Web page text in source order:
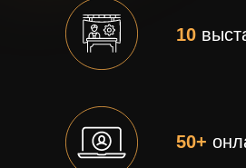
10
50+